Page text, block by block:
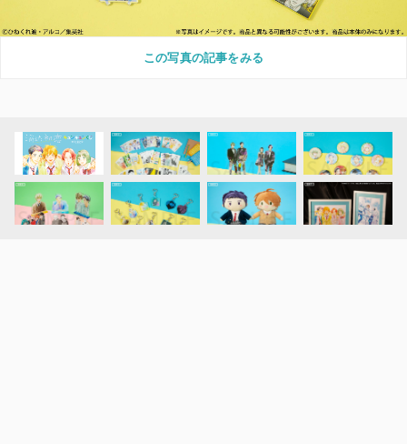
この写真の記事をみる